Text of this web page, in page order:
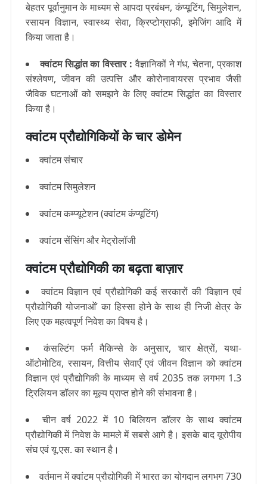
बेहतर पूर्वानुमान के माध्यम से आपदा प्रबंधन, कंप्यूटिंग, सिमुलेशन,
रसायन विज्ञान, स्वास्थ्य सेवा, क्रिप्टोग्राफी, इमेजिंग आदि में
किया जाता है।
क्वांटम सिद्धांत का विस्तार : वैज्ञानिकों ने गंध, चेतना, प्रकाश
संश्लेषण, जीवन की उत्पत्ति और कोरोनावायरस प्रभाव जैसी
जैविक घटनाओं को समझने के लिए क्वांटम सिद्धांत का विस्तार
किया है।
क्वांटम प्रौद्योगिकियों के चार डोमेन
क्वांटम संचार
क्वांटम सिमुलेशन
क्वांटम कम्प्यूटेशन (क्वांटम कंप्यूटिंग)
क्वांटम सेंसिंग और मेट्रोलॉजी
क्वांटम प्रौद्योगिकी का बढ़ता बाज़ार
क्वांटम विज्ञान एवं प्रौद्योगिकी कई सरकारों की ‘विज्ञान एवं
प्रौद्योगिकी योजनाओं’ का हिस्सा होने के साथ ही निजी क्षेत्र के
लिए एक महत्वपूर्ण निवेश का विषय है।
कंसल्टिंग फर्म मैकिन्से के अनुसार, चार क्षेत्रों, यथा-
ऑटोमोटिव, रसायन, वित्तीय सेवाएँ एवं जीवन विज्ञान को क्वांटम
विज्ञान एवं प्रौद्योगिकी के माध्यम से वर्ष 2035 तक लगभग 1.3
ट्रिलियन डॉलर का मूल्य प्राप्त होने की संभावना है।
चीन वर्ष 2022 में 10 बिलियन डॉलर के साथ क्वांटम
प्रौद्योगिकी में निवेश के मामले में सबसे आगे है। इसके बाद यूरोपीय
संघ एवं यू.एस. का स्थान है।
वर्तमान में क्वांटम प्रौद्योगिकी में भारत का योगदान लगभग 730